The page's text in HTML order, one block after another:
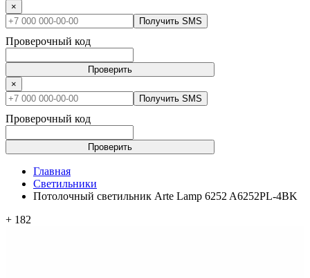
×
Получить SMS
Проверочный код
Проверить
×
Получить SMS
Проверочный код
Проверить
Главная
Светильники
Потолочный светильник Arte Lamp 6252 A6252PL-4BK
+ 182